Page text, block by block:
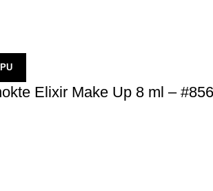
Elixir Make Up 8 ml – #856